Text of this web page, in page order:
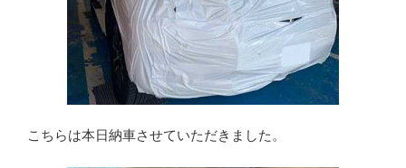
こちらは本日納車させていただきました。